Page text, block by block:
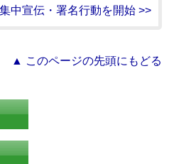
中宣伝・署名行動を開始 >>
▲ このページの先頭にもどる